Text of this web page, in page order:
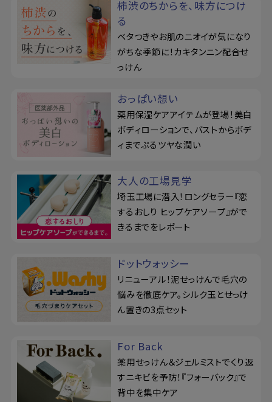
柿渋のちからを、味方につけ
る
ベタつきやお肌のニオイが気になり
がちな季節に！カキタンニン配合せ
っけん
おっぱい想い
薬用保湿ケアアイテムが登場！美白
ボディローションで、バストからボデ
ィまでぷるツヤな潤い
大人の工場見学
埼玉工場に潜入！ロングセラー『恋
するおしり ヒップケアソープ』がで
きるまでをレポート
ドットウォッシー
リニューアル！泥せっけんで毛穴の
悩みを徹底ケア。シルク玉とせっけ
ん置きの3点セット
For Back
薬用せっけん＆ジェルミストでくり返
すニキビを予防！『フォーバック』で
背中を集中ケア